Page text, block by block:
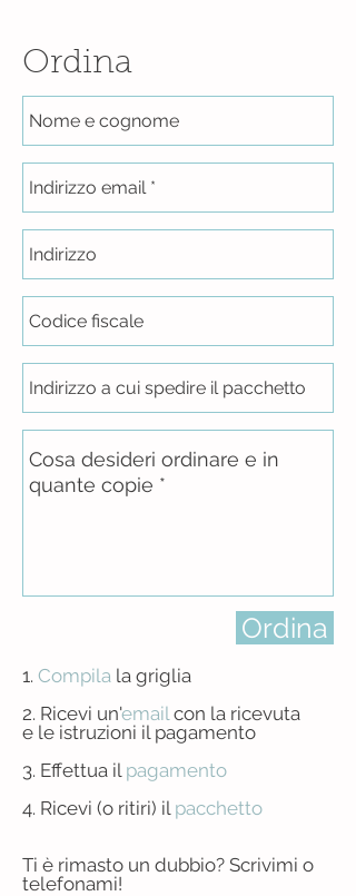
Ordina
Ordina
1. Compila la griglia
2. Ricevi un'emailcon la ricevuta
e le istruzioni il pagamento
3. Effettua il pagamento
4. Ricevi (o ritiri) il pacchetto
Ti è rimasto un dubbio? Scrivimi o
telefonami!